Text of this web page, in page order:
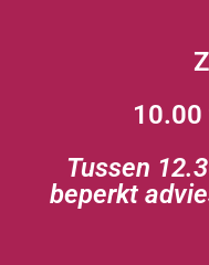
Tussen
beperkt